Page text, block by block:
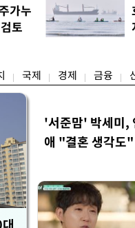
르기보다는 품목별로 희비
·수박·계란 등은 지난해보
가누
토
국제 경제 금융
'서준맘' 박세미,
애 "결혼 생각도"